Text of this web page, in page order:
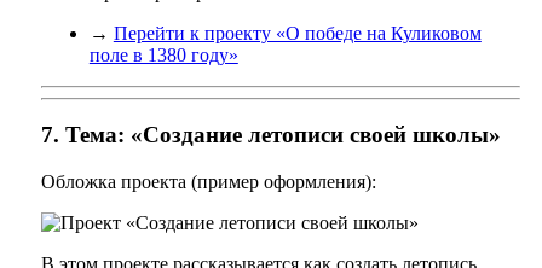
→ Перейти к проекту «О победе на Куликовом
поле в 1380 году»
7. Тема: «Создание летописи своей школы»
Обложка проекта (пример оформления):